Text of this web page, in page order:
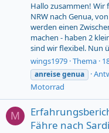
Hallo zusammen! Wir
NRW nach Genua,
werden einen
machen - haben 2
sind wir flexibel. Nun
wings1979 Thema
anreisegenua
Motorrad
M
Fähre nach